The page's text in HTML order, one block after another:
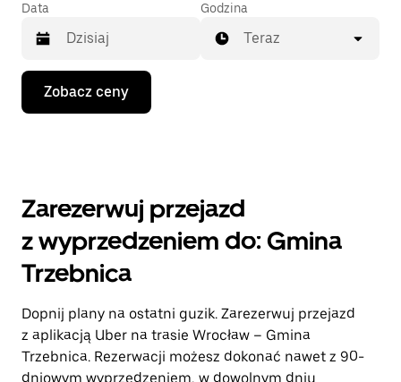
Data
Naciśnij
klawisz
strzałki
i wybrać
Naciśnij
klawisz
„Escape”,
zamknąć
kalendarz.
Godzina
Teraz
Zobacz ceny
Zarezerwuj przejazd
z wyprzedzeniem do: Gmina
Trzebnica
Dopnij plany na ostatni guzik. Zarezerwuj przejazd
z aplikacją Uber na trasie Wrocław – Gmina
Trzebnica. Rezerwacji możesz dokonać nawet z 90-
dniowym wyprzedzeniem, w dowolnym dniu